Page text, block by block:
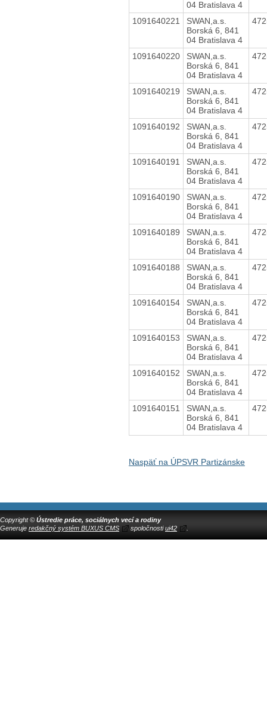
04 Bratislava 4
1091640221
SWAN,a.s.
Borská 6, 841
04 Bratislava 4
1091640220
SWAN,a.s.
Borská 6, 841
04 Bratislava 4
1091640219
SWAN,a.s.
Borská 6, 841
04 Bratislava 4
1091640192
SWAN,a.s.
Borská 6, 841
04 Bratislava 4
1091640191
SWAN,a.s.
Borská 6, 841
04 Bratislava 4
1091640190
SWAN,a.s.
Borská 6, 841
04 Bratislava 4
1091640189
SWAN,a.s.
Borská 6, 841
04 Bratislava 4
1091640188
SWAN,a.s.
Borská 6, 841
04 Bratislava 4
1091640154
SWAN,a.s.
Borská 6, 841
04 Bratislava 4
1091640153
SWAN,a.s.
Borská 6, 841
04 Bratislava 4
1091640152
SWAN,a.s.
Borská 6, 841
04 Bratislava 4
1091640151
SWAN,a.s.
Borská 6, 841
04 Bratislava 4
Naspäť na ÚPSVR Partizánske
Copyright © Ústredie práce, sociálnych vecí a rodiny
Generuje redakčný systém BUXUS CMS spoločnostiui42